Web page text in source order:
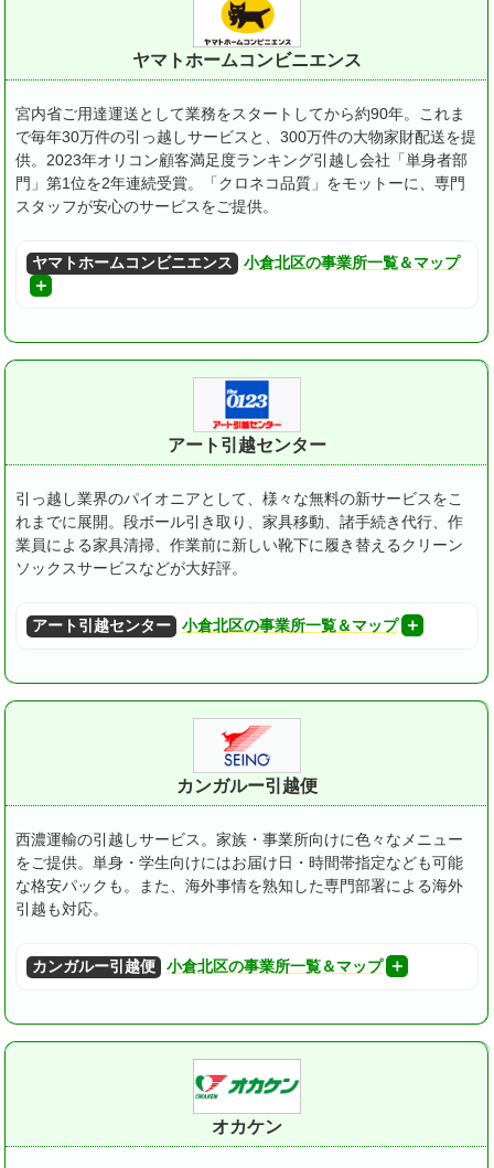
ヤマトホームコンビニエンス
宮内省ご用達運送として業務をスタートしてから約90年。
これま
で毎年30万件の引っ越しサービスと、300万件の大物家財配送を提
供。 2023年オリコン顧客満足度ランキング引越し会社「単身者部
門」第1位を2年連続受賞。
「クロネコ品質」をモットーに、専門
スタッフが安心のサービスをご提供。
ヤマトホームコンビニエンス 小倉北区の事業所一覧＆マップ
アート引越センター
引っ越し業界のパイオニアとして、様々な無料の新サービスをこ
れまでに展開。段ボール引き取り、家具移動、諸手続き代行、作
業員による家具清掃、作業前に新しい靴下に履き替えるクリーン
ソックスサービスなどが大好評。
アート引越センター 小倉北区の事業所一覧＆マップ
カンガルー引越便
西濃運輸の引越しサービス。家族・事業所向けに色々なメニュー
をご提供。単身・学生向けにはお届け日・時間帯指定なども可能
な格安パックも。
また、海外事情を熟知した専門部署による海外
引越も対応。
カンガルー引越便 小倉北区の事業所一覧＆マップ
オカケン